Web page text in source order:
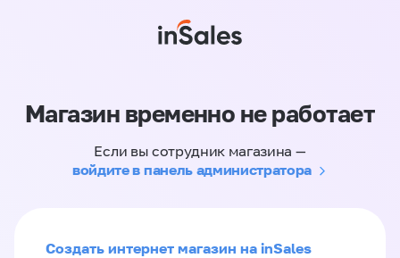
Магазин временно не работает
Если вы сотрудник магазина —
войдите в панель администратора
Создать интернет магазин на inSales